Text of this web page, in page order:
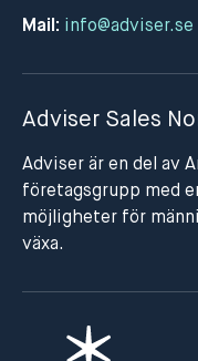
Mail: info@adviser.se
Adviser Sales
Adviser är en del av
företagsgrupp med
möjligheter för
växa.